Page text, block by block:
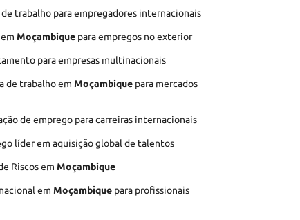
trabalho para empregadores internacionais
Moçambique para empregos no exterior
para empresas multinacionais
de trabalho em Moçambique para mercados
de emprego para carreiras internacionais
líder em aquisição global de talentos
Riscos em Moçambique
em Moçambique para profissionais